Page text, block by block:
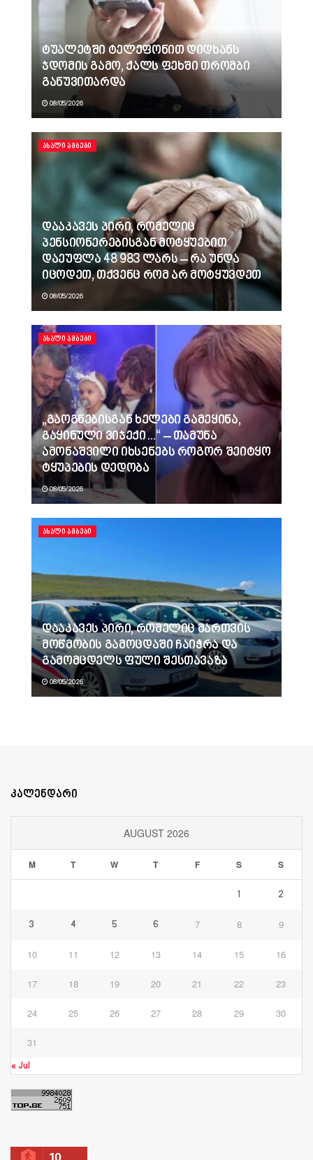
ტუალეტში ტელეფონით დიდხანს
ჯდომის გამო, ქალს ფეხში თრომბი
განუვითარდა
08/05/2026
ᲐᲮᲐᲚᲘ ᲐᲛᲑᲔᲑᲘ
დააკავეს პირი, რომელიც
პენსიონერებისგან მოტყუებით
დაეუფლა 48 983 ლარს – რა უნდა
იცოდეთ, თქვენც რომ არ მოტყუვდეთ
08/05/2026
ᲐᲮᲐᲚᲘ ᲐᲛᲑᲔᲑᲘ
„გაოგნებისგან ხელები გამეყინა,
გაყინული ვიჯექი…“ – თამუნა
ამონაშვილი იხსენებს როგორ შეიტყო
ტყუპების დედობა
08/05/2026
ᲐᲮᲐᲚᲘ ᲐᲛᲑᲔᲑᲘ
დააკავეს პირი, რომელიც მართვის
მოწმობის გამოცდაში ჩაიჭრა და
გამომცდელს ფული შესთავაზა
08/05/2026
კალენდარი
AUGUST 2026
M T W T F S S
1 2
3 4 5 6 7 8 9
10 11 12 13 14 15 16
17 18 19 20 21 22 23
24 25 26 27 28 29 30
31
« Jul
10